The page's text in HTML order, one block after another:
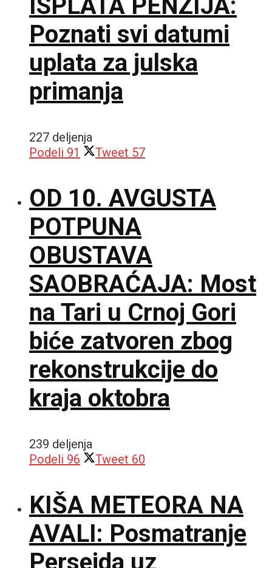
Poznati svi datumi
uplata za julska
primanja
227 deljenja
Podeli 91 Tweet 57
OD 10. AVGUSTA
POTPUNA
OBUSTAVA
SAOBRAĆAJA: Most
na Tari u Crnoj Gori
biće zatvoren zbog
rekonstrukcije do
kraja oktobra
239 deljenja
Podeli 96 Tweet 60
KIŠA METEORA NA
AVALI: Posmatranje
Perseida uz